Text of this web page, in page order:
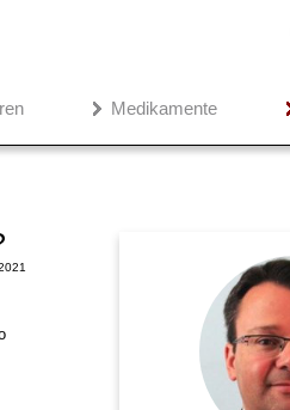
Medikamente